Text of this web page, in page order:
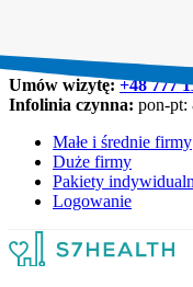
Umów wizytę:+48 777
Infolinia czynna: pon-pt:
Małe i średnie firmy
Duże firmy
Pakiety
Logowanie